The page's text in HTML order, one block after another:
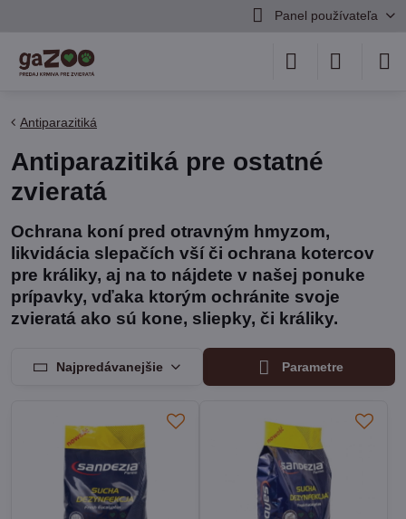
Panel používateľa
Antiparazitiká
Antiparazitiká pre ostatné
zvieratá
Ochrana koní pred otravným hmyzom,
likvidácia slepačích vší či ochrana kotercov
pre králiky, aj na to nájdete v našej ponuke
prípavky, vďaka ktorým ochránite svoje
zvieratá ako sú kone, sliepky, či králiky.
Najpredávanejšie Parametre